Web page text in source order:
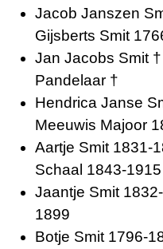
Jacob Janszen
Gijsberts Smit
Jan Jacobs Smit
Pandelaar †
Hendrica Janse
Meeuwis Majoor
Aartje Smit 1831-
Schaal 1843-1915
Jaantje Smit
1899
Botje Smit 1796-